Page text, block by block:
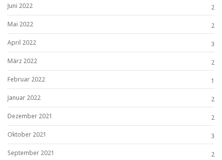
Juni 2022
2
Mai 2022
2
April 2022
3
März 2022
2
Februar 2022
1
Januar 2022
2
Dezember 2021
2
Oktober 2021
3
September 2021
2